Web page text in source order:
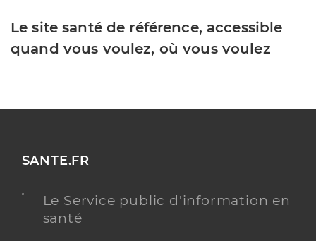
Le site santé de référence, accessible
quand vous voulez, où vous voulez
SANTE.FR
Le Service public d'information en
santé